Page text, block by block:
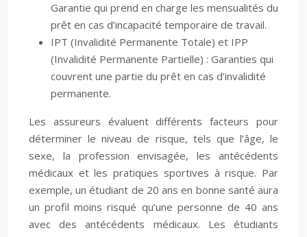
Garantie qui prend en charge les mensualités du
prêt en cas d’incapacité temporaire de travail.
IPT (Invalidité Permanente Totale) et IPP
(Invalidité Permanente Partielle) : Garanties qui
couvrent une partie du prêt en cas d’invalidité
permanente.
Les assureurs évaluent différents facteurs pour
déterminer le niveau de risque, tels que l’âge, le
sexe, la profession envisagée, les antécédents
médicaux et les pratiques sportives à risque. Par
exemple, un étudiant de 20 ans en bonne santé aura
un profil moins risqué qu’une personne de 40 ans
avec des antécédents médicaux. Les étudiants